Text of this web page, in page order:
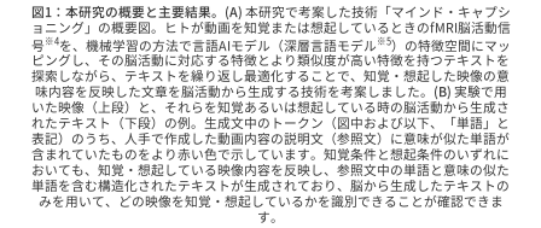
図1：本研究の概要と主要結果。(A) 本研究で考案した技術「マインド・キャプシ
ョニング」の概要図。ヒトが動画を知覚または想起しているときのfMRI脳活動信
号※4を、機械学習の方法で言語AIモデル（深層言語モデル※5）の特徴空間にマッ
ピングし、その脳活動に対応する特徴とより類似度が高い特徴を持つテキストを
探索しながら、テキストを繰り返し最適化することで、知覚・想起した映像の意
味内容を反映した文章を脳活動から生成する技術を考案しました。 (B) 実験で用
いた映像（上段）と、それらを知覚あるいは想起している時の脳活動から生成さ
れたテキスト（下段）の例。生成文中のトークン（図中および以下、「単語」と
表記）のうち、人手で作成した動画内容の説明文（参照文）に意味が似た単語が
含まれていたものをより赤い色で示しています。知覚条件と想起条件のいずれに
おいても、知覚・想起している映像内容を反映し、参照文中の単語と意味の似た
単語を含む構造化されたテキストが生成されており、脳から生成したテキストの
みを用いて、どの映像を知覚・想起しているかを識別できることが確認できま
す。